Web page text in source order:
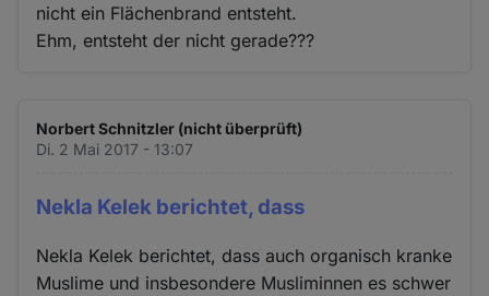
nicht ein Flächenbrand entsteht.
Ehm, entsteht der nicht gerade???
Norbert Schnitzler (nicht überprüft)
Di. 2 Mai 2017 - 13:07
Nekla Kelek berichtet, dass
Nekla Kelek berichtet, dass auch organisch kranke
Muslime und insbesondere Musliminnen es schwer